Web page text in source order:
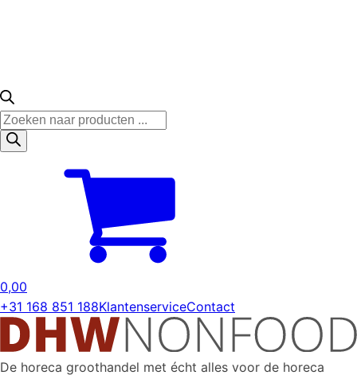
Producten
zoeken
0,00
+31 168 851 188KlantenserviceContact
De horeca groothandel met écht alles voor de horeca